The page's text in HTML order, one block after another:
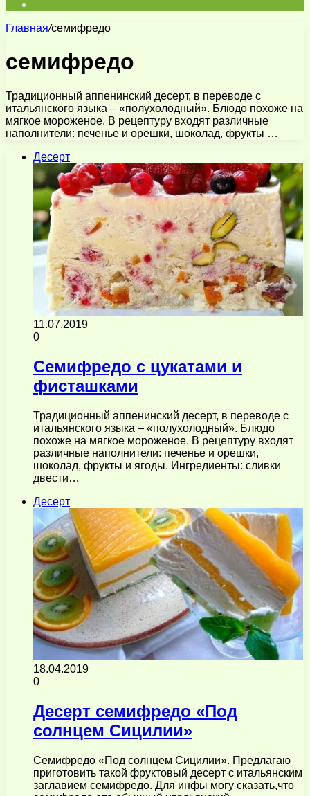
Главная/семифредо
семифредо
Традиционный аппенинский десерт, в переводе с
итальянского языка – «полухолодный». Блюдо похоже на
мягкое мороженое. В рецептуру входят различные
наполнители: печенье и орешки, шоколад, фрукты …
Десерт
11.07.2019
0
Семифредо с цукатами и
фисташками
Традиционный аппенинский десерт, в переводе с
итальянского языка – «полухолодный». Блюдо
похоже на мягкое мороженое. В рецептуру входят
различные наполнители: печенье и орешки,
шоколад, фрукты и ягоды. Ингредиенты: сливки
двести…
Десерт
18.04.2019
0
Десерт семифредо «Под
солнцем Сицилии»
Семифредо «Под солнцем Сицилии». Предлагаю
приготовить такой фруктовый десерт с итальянским
заглавием семифредо. Для инфы могу сказать,что